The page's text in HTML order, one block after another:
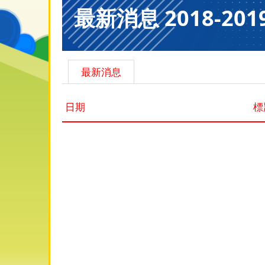
最新消息 2018-
最新消息
日期